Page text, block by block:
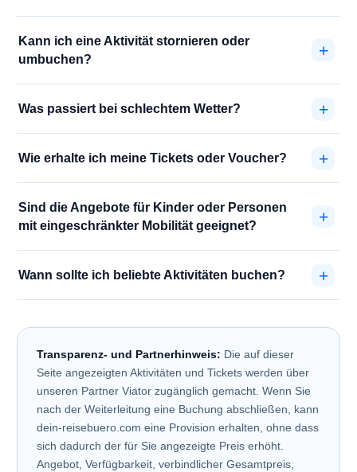
Kann ich eine Aktivität stornieren oder
umbuchen?
Was passiert bei schlechtem Wetter?
Wie erhalte ich meine Tickets oder Voucher?
Sind die Angebote für Kinder oder Personen
mit eingeschränkter Mobilität geeignet?
Wann sollte ich beliebte Aktivitäten buchen?
Transparenz- und Partnerhinweis: Die auf dieser
Seite angezeigten Aktivitäten und Tickets werden über
unseren Partner Viator zugänglich gemacht. Wenn Sie
nach der Weiterleitung eine Buchung abschließen, kann
dein-reisebuero.com eine Provision erhalten, ohne dass
sich dadurch der für Sie angezeigte Preis erhöht.
Angebot, Verfügbarkeit, verbindlicher Gesamtpreis,